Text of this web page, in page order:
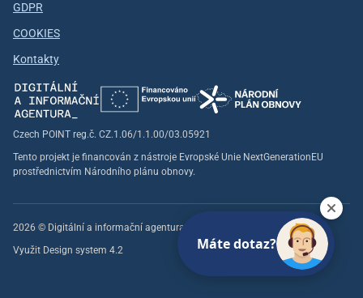
Máte dotaz?
GDPR
COOKIES
Kontakty
Czech POINT reg.č. CZ.1.06/1.1.00/03.05921
Tento projekt je financován z nástroje Evropské Unie NextGenerationEU
prostřednictvím Národního plánu obnovy.
2026 © Digitální a informační agentura, všechna práva vyhrazena
Využit Design system 4.2